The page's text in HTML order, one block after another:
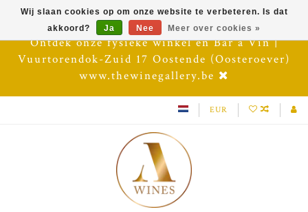
Ontdek onze fysieke winkel en Bar à Vin |
Vuurtorendok-Zuid 17 Oostende (Oosteroever)
www.thewinegallery.be
EUR
Wij slaan cookies op om onze website te verbeteren. Is dat
akkoord?
Ja Nee Meer over cookies »